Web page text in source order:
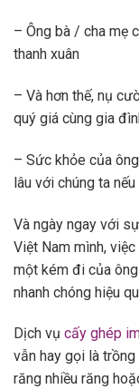
– Ông bà / cha mẹ
thanh xuân
– Và hơn thế, nụ
quý giá cùng gia
– Sức khỏe của
lâu với chúng ta
Và ngày ngay với
Việt Nam mình,
một kém đi của
nhanh chóng hiệu
Dịch vụ cấy ghép
vẫn hay gọi là
răng nhiều răng